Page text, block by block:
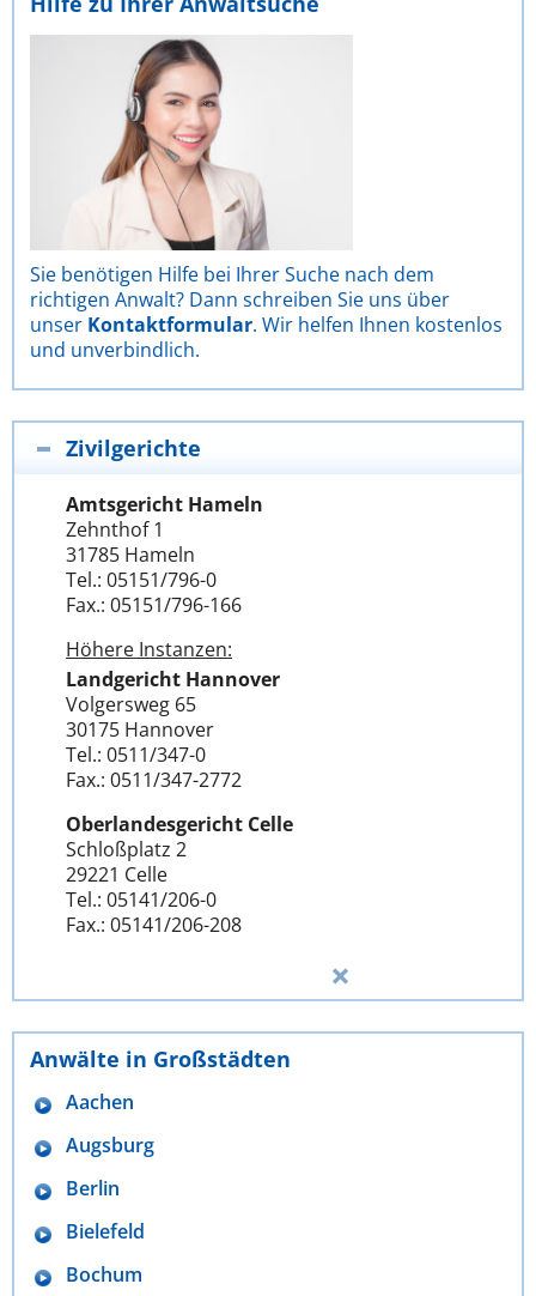
Sie benötigen Hilfe bei Ihrer Suche nach dem
richtigen Anwalt? Dann schreiben Sie uns über
unser Kontaktformular. Wir helfen Ihnen kostenlos
und unverbindlich.
Zivilgerichte
Amtsgericht Hameln
Zehnthof 1
31785 Hameln
Tel.: 05151/796-0
Fax.: 05151/796-166
Höhere Instanzen:
Landgericht Hannover
Volgersweg 65
30175 Hannover
Tel.: 0511/347-0
Fax.: 0511/347-2772
Oberlandesgericht Celle
Schloßplatz 2
29221 Celle
Tel.: 05141/206-0
Fax.: 05141/206-208
Anwälte in Großstädten
Aachen
Augsburg
Berlin
Bielefeld
Bochum